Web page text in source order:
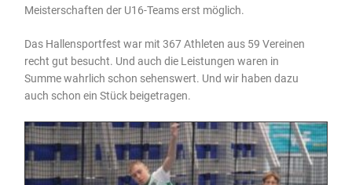
Meisterschaften der U16-Teams erst möglich.
Das Hallensportfest war mit 367 Athleten aus 59 Vereinen
recht gut besucht. Und auch die Leistungen waren in
Summe wahrlich schon sehenswert. Und wir haben dazu
auch schon ein Stück beigetragen.